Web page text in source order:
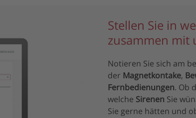
Stellen Sie in
zusammen mit
Notieren Sie sich am
der Magnetkontake,
Fernbedienungen. Ob
welche Sirenen Sie
Sie gerne hätten und